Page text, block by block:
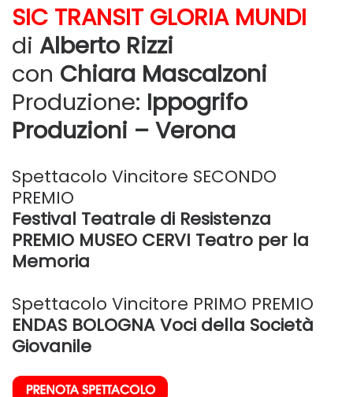
SIC TRANSIT GLORIA MUNDI
di Alberto Rizzi
con Chiara Mascalzoni
Produzione: Ippogrifo
Produzioni – Verona
Spettacolo Vincitore SECONDO
PREMIO
Festival Teatrale di Resistenza
PREMIO MUSEO CERVI Teatro per la
Memoria
Spettacolo Vincitore PRIMO PREMIO
ENDAS BOLOGNA Voci della Società
Giovanile